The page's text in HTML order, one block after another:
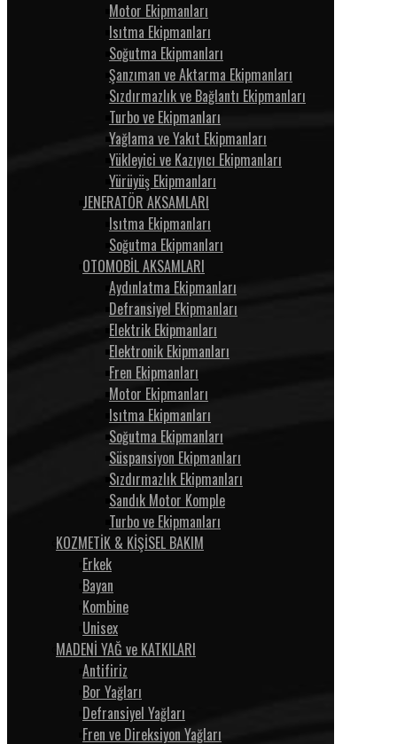
Motor Ekipmanları
Isıtma Ekipmanları
Soğutma Ekipmanları
Şanzıman ve Aktarma Ekipmanları
Sızdırmazlık ve Bağlantı Ekipmanları
Turbo ve Ekipmanları
Yağlama ve Yakıt Ekipmanları
Yükleyici ve Kazıyıcı Ekipmanları
Yürüyüş Ekipmanları
JENERATÖR AKSAMLARI
Isıtma Ekipmanları
Soğutma Ekipmanları
OTOMOBİL AKSAMLARI
Aydınlatma Ekipmanları
Defransiyel Ekipmanları
Elektrik Ekipmanları
Elektronik Ekipmanları
Fren Ekipmanları
Motor Ekipmanları
Isıtma Ekipmanları
Soğutma Ekipmanları
Süspansiyon Ekipmanları
Sızdırmazlık Ekipmanları
Sandık Motor Komple
Turbo ve Ekipmanları
KOZMETİK & KİŞİSEL BAKIM
Erkek
Bayan
Kombine
Unisex
MADENİ YAĞ ve KATKILARI
Antifiriz
Bor Yağları
Defransiyel Yağları
Fren ve Direksiyon Yağları